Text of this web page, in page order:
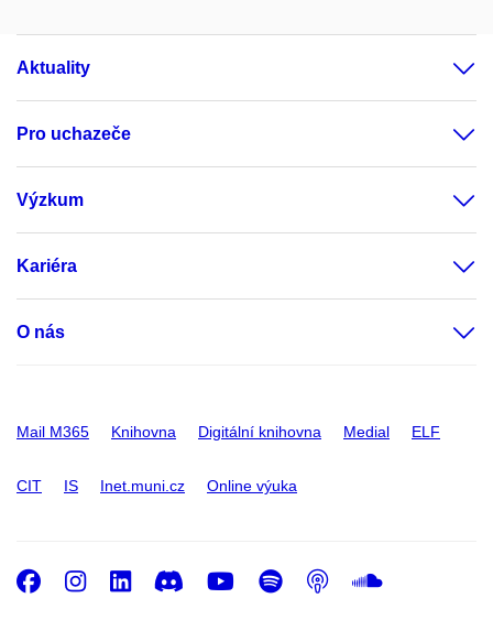
Aktuality
Pro uchazeče
Výzkum
Kariéra
O nás
Mail M365 Knihovna Digitální knihovna Medial ELF
CIT IS Inet.muni.cz Online výuka
Facebook
Instagram
LinkedIn
DiscordYoutube
Spotify
Podcast